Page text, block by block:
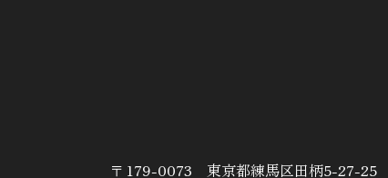
〒179-0073 東京都練馬区田柄5-27-25